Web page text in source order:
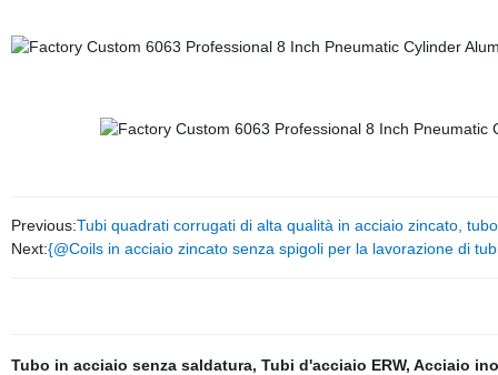
Previous:Tubi quadrati corrugati di alta qualità in acciaio zincato,
Next:{@Coils in acciaio zincato senza spigoli per la lavorazione di
Tubo in acciaio senza saldatura, Tubi d'acciaio ERW, Acciaio